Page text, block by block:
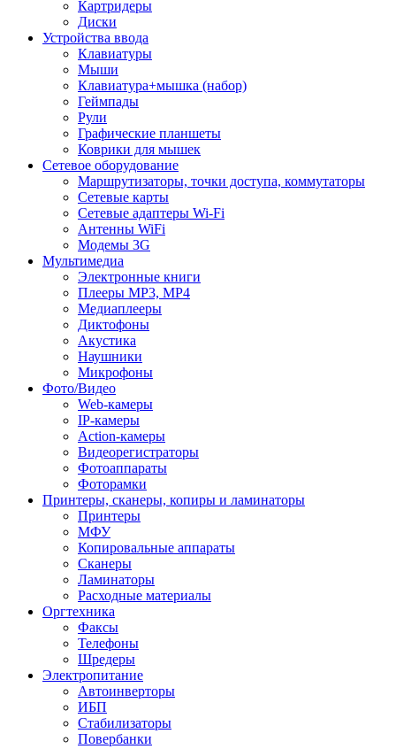
Картридеры
Диски
Устройства ввода
Клавиатуры
Мыши
Клавиатура+мышка (набор)
Геймпады
Рули
Графические планшеты
Коврики для мышек
Сетевое оборудование
Маршрутизаторы, точки доступа, коммутаторы
Сетевые карты
Сетевые адаптеры Wi-Fi
Антенны WiFi
Модемы 3G
Мультимедиа
Электронные книги
Плееры MP3, MP4
Медиаплееры
Диктофоны
Акустика
Наушники
Микрофоны
Фото/Видео
Web-камеры
IP-камеры
Action-камеры
Видеорегистраторы
Фотоаппараты
Фоторамки
Принтеры, сканеры, копиры и ламинаторы
Принтеры
МФУ
Копировальные аппараты
Сканеры
Ламинаторы
Расходные материалы
Оргтехника
Факсы
Телефоны
Шредеры
Электропитание
Автоинверторы
ИБП
Стабилизаторы
Повербанки